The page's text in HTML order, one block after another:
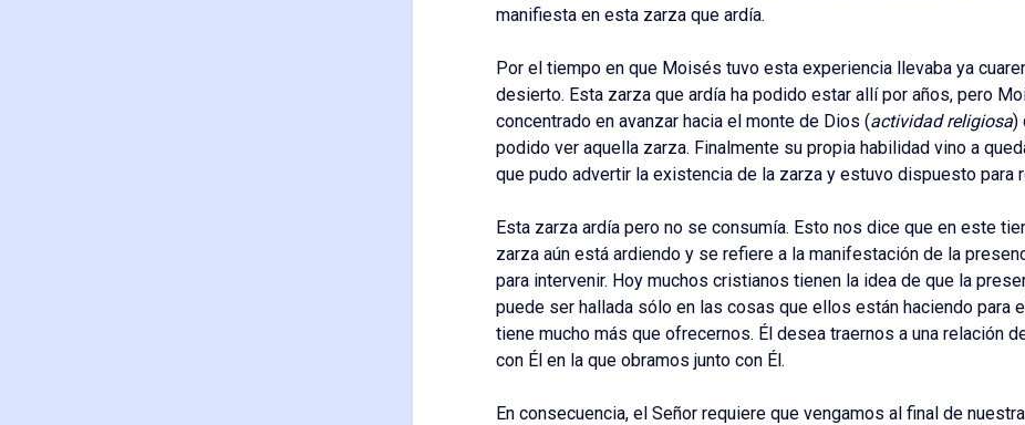
manifiesta en esta zarza que ardía.
Por el tiempo en que Moisés tuvo esta experiencia llevaba ya
desierto. Esta zarza que ardía ha podido estar allí por años, pero
concentrado en avanzar hacia el monte de Dios (actividad religiosa)
podido ver aquella zarza. Finalmente su propia habilidad vino a
que pudo advertir la existencia de la zarza y estuvo dispuesto para
Esta zarza ardía pero no se consumía. Esto nos dice que en este
zarza aún está ardiendo y se refiere a la manifestación de la
para intervenir. Hoy muchos cristianos tienen la idea de que la
puede ser hallada sólo en las cosas que ellos están haciendo para
tiene mucho más que ofrecernos. Él desea traernos a una relación
con Él en la que obramos junto con Él.
En consecuencia, el Señor requiere que vengamos al final de